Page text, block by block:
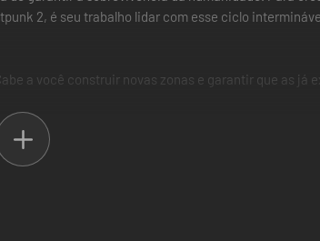
2, é seu trabalho lidar com esse ciclo
a você construir novas zonas e garantir que as já
edifícios, você estabelecerá leis e projetos